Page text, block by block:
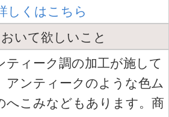
しくはこちら
いて欲しいこと
ティーク調の加工が施して
アンティークのような色ム
へこみなどもあります。商